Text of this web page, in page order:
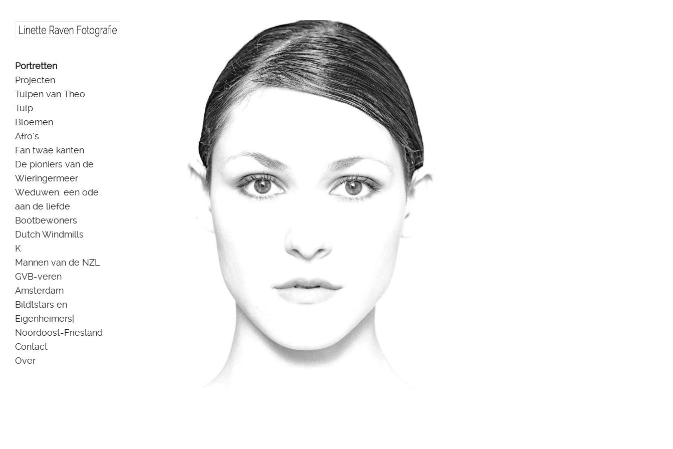
to
content
Portretten
Projecten
Tulpen van Theo
Tulp
Bloemen
Afro’s
Fan twae kanten
De pioniers van de
Wieringermeer
Weduwen: een ode
aan de liefde
Bootbewoners
Dutch Windmills
K
Mannen van de NZL
GVB-veren
Amsterdam
Bildtstars en
Eigenheimers|
Noordoost-Friesland
Contact
Over